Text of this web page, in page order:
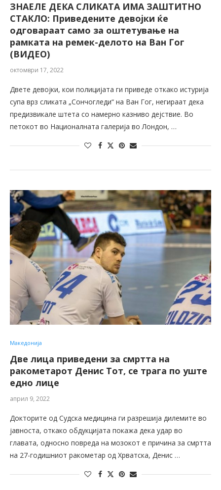
ЗНАЕЛЕ ДЕКА СЛИКАТА ИМА ЗАШТИТНО
СТАКЛО: Приведените девојки ќе
одговараат само за оштетување на
рамката на ремек-делото на Ван Гог
(ВИДЕО)
октомври 17, 2022
Двете девојки, кои полицијата ги приведе откако истурија
супа врз сликата „Сончогледи“ на Ван Гог, негираат дека
предизвикале штета со намерно казниво дејствие. Во
петокот во Националната галерија во Лондон, …
Македонија
Две лица приведени за смртта на
ракометарот Денис Тот, се трага по уште
едно лице
април 9, 2022
Докторите од Судска медицина ги разрешија дилемите во
јавноста, откако обдукцијата покажа дека удар во
главата, односно повреда на мозокот е причина за смртта
на 27-годишниот ракометар од Хрватска, Денис …